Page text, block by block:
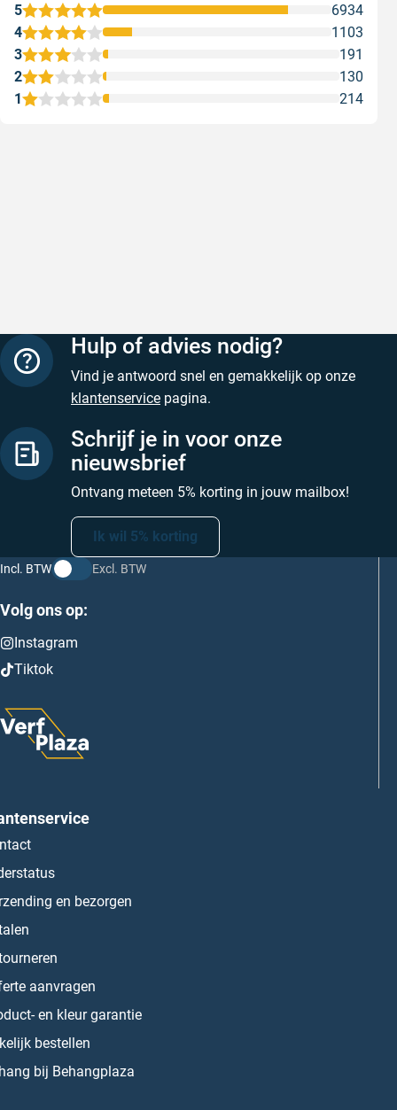
1 214
2 130
3 191
4 1103
5 6934
Hulp of advies nodig?
Vind je antwoord snel en gemakkelijk op onze
klantenservice pagina.
Schrijf je in voor onze
nieuwsbrief
Ontvang meteen 5% korting in jouw mailbox!
Ik wil 5% korting
Incl. BTW Excl. BTW
Volg ons op:
Instagram
Tiktok
en bezorgen
aanvragen
en kleur garantie
bestellen
bij Behangplaza